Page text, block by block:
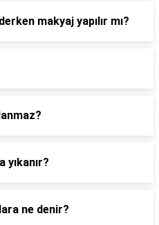
makyaj yapılır mı?
yıkanır?
ne denir?